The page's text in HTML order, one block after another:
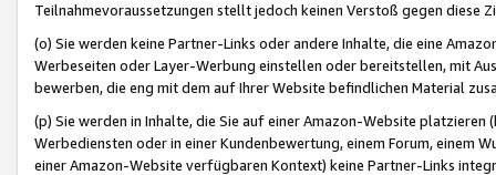
Teilnahmevoraussetzungen stellt jedoch keinen Verstoß gegen diese
(o) Sie werden keine Partner-Links oder andere Inhalte, die eine
Werbeseiten oder Layer-Werbung einstellen oder bereitstellen, mit
bewerben, die eng mit dem auf Ihrer Website befindlichen Material
(p) Sie werden in Inhalte, die Sie auf einer Amazon-Website
Werbediensten oder in einer Kundenbewertung, einem Forum, einem
einer Amazon-Website verfügbaren Kontext) keine Partner-Links